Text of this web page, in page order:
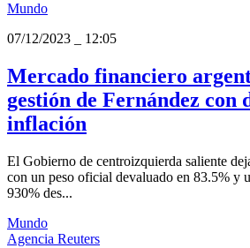
Mundo
07/12/2023
12:05
Mercado financiero
gestión de Fernández con
inflación
El Gobierno de centroizquierda saliente
con un peso oficial devaluado en 83.5% y
930% des...
Mundo
Agencia Reuters